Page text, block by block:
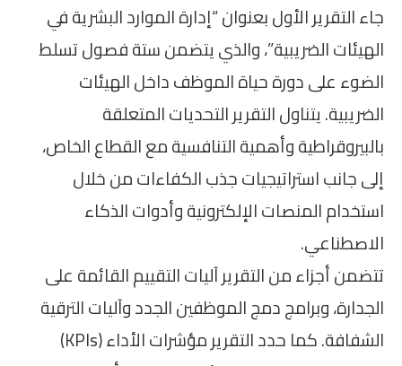
جاء التقرير الأول بعنوان “إدارة الموارد البشرية في
الهيئات الضريبية”، والذي يتضمن ستة فصول تسلط
الضوء على دورة حياة الموظف داخل الهيئات
الضريبية. يتناول التقرير التحديات المتعلقة
بالبيروقراطية وأهمية التنافسية مع القطاع الخاص،
إلى جانب استراتيجيات جذب الكفاءات من خلال
استخدام المنصات الإلكترونية وأدوات الذكاء
الاصطناعي.
تتضمن أجزاء من التقرير آليات التقييم القائمة على
الجدارة، وبرامج دمج الموظفين الجدد وآليات الترقية
الشفافة. كما حدد التقرير مؤشرات الأداء (KPIs)